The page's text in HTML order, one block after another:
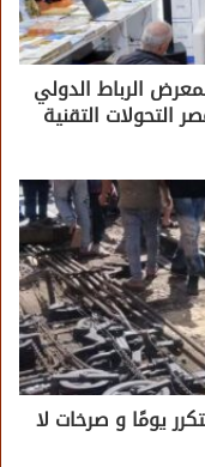
الرباط الدولي
التقنية
يومًا و صرخات لا